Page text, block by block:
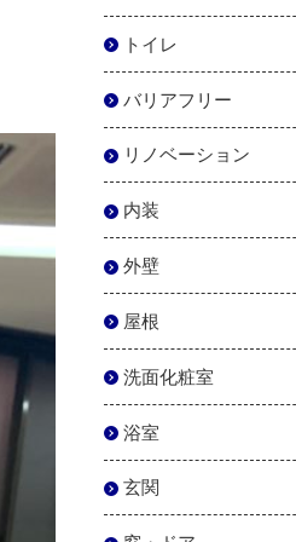
トイレ
バリアフリー
リノベーション
内装
外壁
屋根
洗面化粧室
浴室
玄関